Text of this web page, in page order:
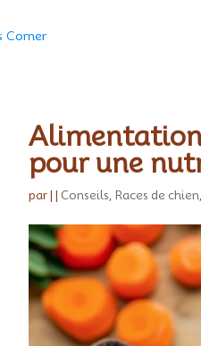
Alimentation
pour une
par|| Conseils Races de chien